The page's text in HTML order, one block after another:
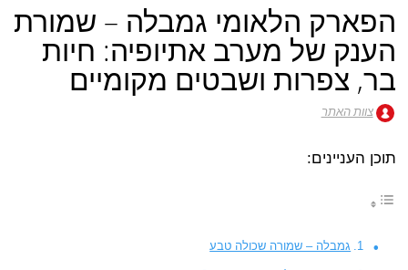
הפארק הלאומי גמבלה – שמורת
הענק של מערב אתיופיה: חיות
בר, צפרות ושבטים מקומיים
צוות האתר
תוכן העניינים:
גמבלה – שמורה שכולה טבע